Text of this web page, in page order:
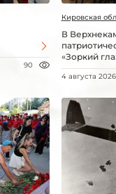
90
Кировская
В
«Зоркий
4 августа 2026